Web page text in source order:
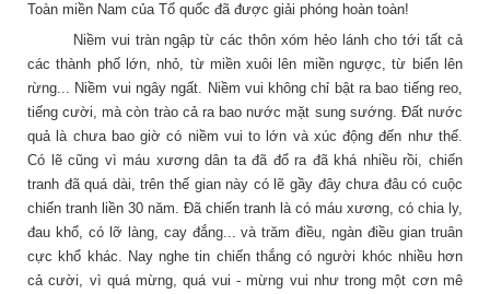
Toàn miền Nam của Tổ quốc đã được giải phóng hoàn toàn!
Niềm vui tràn ngập từ các thôn xóm hẻo lánh cho tới tất cả
các thành phố lớn, nhỏ, từ miền xuôi lên miền ngược, từ biển lên
rừng... Niềm vui ngây ngất. Niềm vui không chỉ bật ra bao tiếng reo,
tiếng cười, mà còn trào cả ra bao nước mặt sung sướng. Đất nước
quả là chưa bao giờ có niềm vui to lớn và xúc động đến như thế.
Có lẽ cũng vì máu xương dân ta đã đổ ra đã khá nhiều rồi, chiến
tranh đã quá dài, trên thế gian này có lẽ gầy đây chưa đâu có cuộc
chiến tranh liền 30 năm. Đã chiến tranh là có máu xương, có chia ly,
đau khổ, có lỡ làng, cay đắng... và trăm điều, ngàn điều gian truân
cực khổ khác. Nay nghe tin chiến thắng có người khóc nhiều hơn
cả cười, vì quá mừng, quá vui - mừng vui như trong một cơn mê